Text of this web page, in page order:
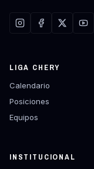
LIGA CHERY
Calendario
Posiciones
Equipos
INSTITUCIONAL